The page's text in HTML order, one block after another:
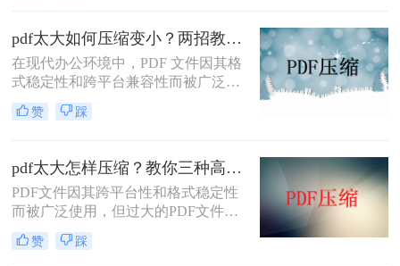
本文将介绍两种解决PDF文件过大无
法上传的方法，帮助你轻松应对这一
问题。
pdf太大如何压缩变小？两招教你轻松压缩！
在现代办公环境中，PDF 文件因其格
式稳定性和跨平台兼容性而被广泛使
用。然而，当这些文件变得过大时，
它们不仅占用大量存储空间，而且在
传到某些平台。因此，掌握pdf太大如
何压缩变小是十分必要的。本文将介
绍两种实用的方法来解决这个问题，
帮助您轻松完成 PDF 文件的压缩。
赞 踩
pdf太大怎样压缩？教你三种高效方法！
PDF文件因其跨平台性和格式稳定性
而被广泛使用，但过大的PDF文件不
仅占用存储空间，还会影响传输速度
和加载速度。为了解决pdf太大怎样压
赞 踩